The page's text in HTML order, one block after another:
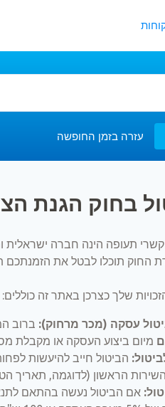
עזרה בזמן החופשה
בחוק הגנת
תעופה הינה חברה ישראלית
תוכלו לבטל את הזמנתכם תוך 14 ימים מיום ביצוע
שלך כצרכן באתר זה כוללים:
עסקה (מכר מרחוק): ברוב
מיום ביצוע העסקה או מקבלת
: הביטול חייב להיעשות
הראשון (לדוגמה, תאריך
: אם הביטול נעשה בהתאם